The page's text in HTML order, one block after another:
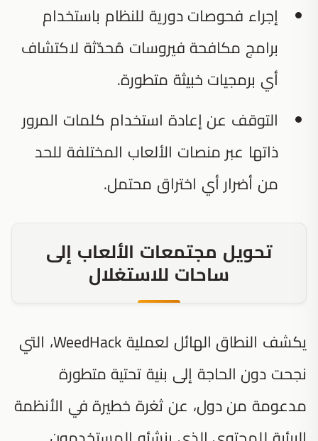
إجراء فحوصات دورية للنظام باستخدام
برامج مكافحة فيروسات مُحدّثة لاكتشاف
أي برمجيات خبيثة متطورة.
التوقف عن إعادة استخدام كلمات المرور
ذاتها عبر منصات الألعاب المختلفة للحد
من أضرار أي اختراق محتمل.
تحويل مجتمعات الألعاب إلى
ساحات للاستغلال
يكشف النطاق الهائل لعملية WeedHack، التي
نجحت دون الحاجة إلى بنية تحتية متطورة
مدعومة من دول، عن ثغرة خطيرة في الأنظمة